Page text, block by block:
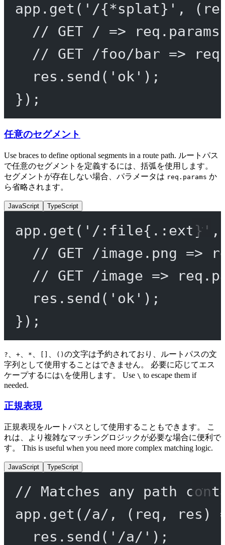
app. get ( '/{*splat}' , (
// GET / =>
// GET /foo/bar =>
res. send ( 'ok' );
});
任意のセグメント
Use braces to define optional segments in a route path. ルートパス
で任意のセグメントを定義するには、括弧を使用します。
セグメントが存在しない場合、パラメータは req.params か
ら省略されます。
JavaScript TypeScript
app. get ( '/:file{.:ext}' ,
// GET /image.png
// GET /image =>
res. send ( 'ok' );
});
? 、 +、 * 、 、 () の文字は予約されており、ルートパスの文
字列として使用することはできません。 必要に応じてエス
ケープするには\ を使用します。 Use \ to escape them if
needed.
正規表現
正規表現をルートパスとして使用することもできます。 こ
れは、より複雑なマッチングロジックが必要な場合に便利で
す。 This is useful when you need more complex matching logic.
JavaScript TypeScript
// Matches any path
app. get ( /a/ , ( req , res )
res. send ( '/a/' );